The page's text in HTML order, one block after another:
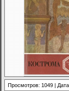
Просмотров: 1049 |